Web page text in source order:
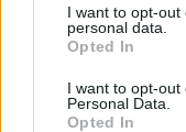
I want to opt-
personal data.
Opted In
I want to opt-out
Personal Data.
Opted In